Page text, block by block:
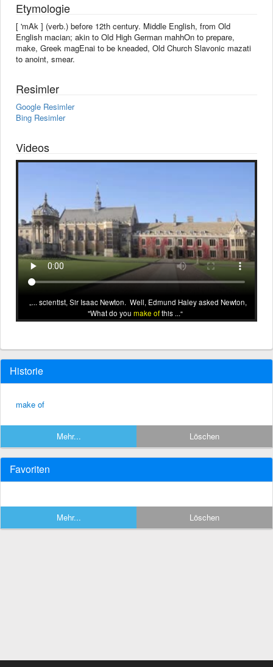
Etymologie
[ 'mAk ] (verb.) before 12th century. Middle English, from Old
English macian; akin to Old High German mahhOn to prepare,
make, Greek magEnai to be kneaded, Old Church Slavonic mazati
to anoint, smear.
Resimler
Google Resimler
Bing Resimler
Videos
... scientist, Sir Isaac Newton. Well, Edmund Haley asked Newton,
"What do you make ofthis ...
Historie
make of
Mehr... Löschen
Favoriten
Mehr... Löschen